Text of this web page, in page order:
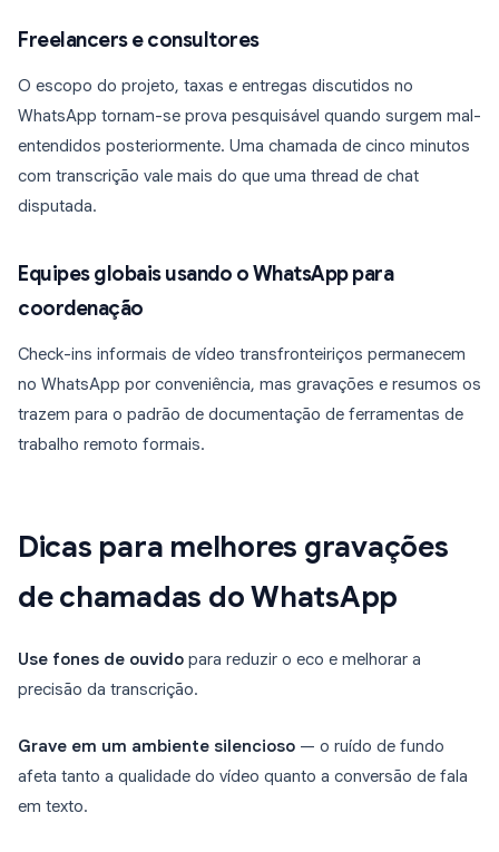
Freelancers e consultores
O escopo do projeto, taxas e entregas discutidos no
WhatsApp tornam-se prova pesquisável quando surgem mal-
entendidos posteriormente. Uma chamada de cinco minutos
com transcrição vale mais do que uma thread de chat
disputada.
Equipes globais usando o WhatsApp para
coordenação
Check-ins informais de vídeo transfronteiriços permanecem
no WhatsApp por conveniência, mas gravações e resumos os
trazem para o padrão de documentação de ferramentas de
trabalho remoto formais.
Dicas para melhores gravações
de chamadas do WhatsApp
Use fones de ouvido para reduzir o eco e melhorar a
precisão da transcrição.
Grave em um ambiente silencioso — o ruído de fundo
afeta tanto a qualidade do vídeo quanto a conversão de fala
em texto.